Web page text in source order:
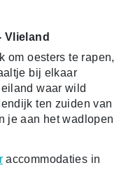
Vlieland
om oesters te rapen,
bij elkaar
waar wild
ten zuiden van
je aan het wadlopen
accommodaties in